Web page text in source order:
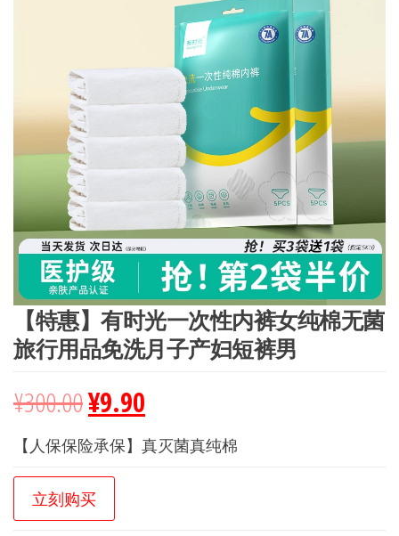
【特惠】有时光一次性内裤女纯棉无菌
旅行用品免洗月子产妇短裤男
¥300.00¥9.90
【人保保险承保】真灭菌真纯棉
立刻购买